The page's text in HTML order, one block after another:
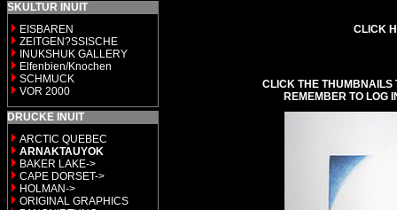
SKULTUR INUIT
EISBAREN
ZEITGEN?SSISCHE
INUKSHUK GALLERY
Elfenbien/Knochen
SCHMUCK
VOR 2000
DRUCKE INUIT
ARCTIC QUEBEC
ARNAKTAUYOK
BAKER LAKE->
CAPE DORSET->
HOLMAN->
ORIGINAL GRAPHICS
CLICK
CLICK THE THUMBNAILS
REMEMBER TO LOG